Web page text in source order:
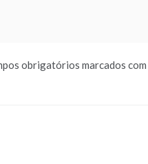
obrigatórios marcados com